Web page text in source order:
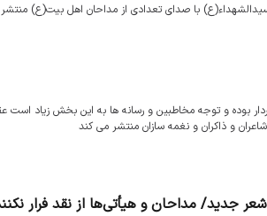
با صدای تعدادی از مداحان اهل بیت(ع)
بوده و توجه مخاطبین و رسانه ها به این بخش زیاد است
و ذاکران و نغمه سازان منتشر می کند
جدید/ مداحان و هیأتی‌ها از نقد فرار